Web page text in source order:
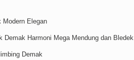
Modern Elegan
Demak Harmoni Mega Mendung dan Bledek
Demak